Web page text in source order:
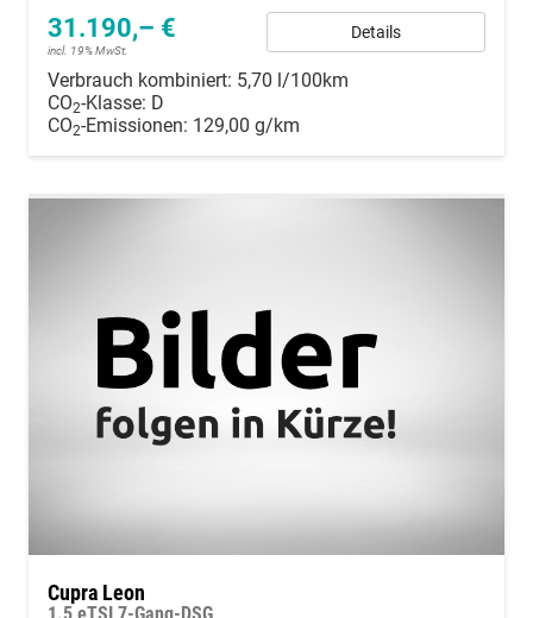
31.190,– €
incl. 19% MwSt.
Details
Verbrauch kombiniert: 5,70 l/100km
CO2-Klasse: D
CO2-Emissionen: 129,00 g/km
Cupra Leon